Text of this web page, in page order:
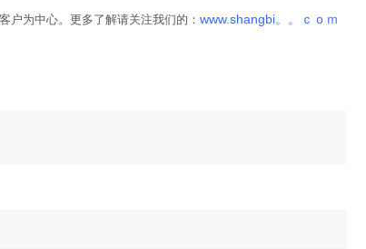
户为中心。更多了解请关注我们的： www.shangbi。。ｃｏｍ